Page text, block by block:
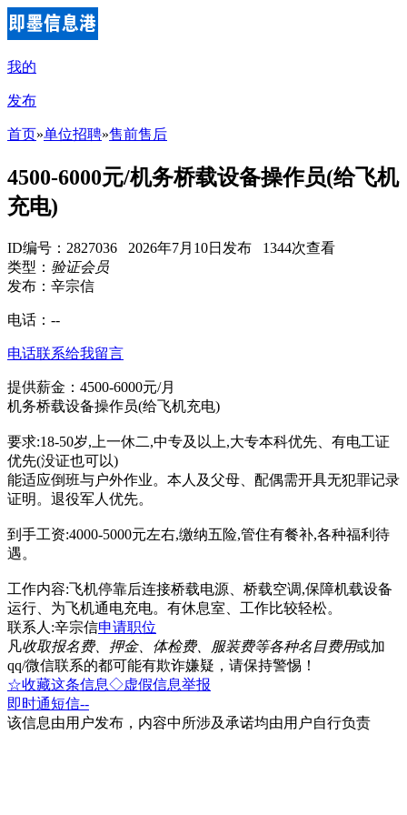
我的
发布
首页»单位招聘»售前售后
4500-6000元/机务桥载设备操作员(给飞机
充电)
ID编号：2827036 2026年7月10日发布 1344次查看
类型： 验证会员
发布：辛宗信
电话： --
电话联系给我留言
提供薪金：4500-6000元/月
机务桥载设备操作员(给飞机充电)
要求:18-50岁,上一休二,中专及以上,大专本科优先、有电工证
优先(没证也可以)
能适应倒班与户外作业。本人及父母、配偶需开具无犯罪记录
证明。退役军人优先。
到手工资:4000-5000元左右,缴纳五险,管住有餐补,各种福利待
遇。
工作内容:飞机停靠后连接桥载电源、桥载空调,保障机载设备
运行、为飞机通电充电。有休息室、工作比较轻松。
联系人:辛宗信申请职位
凡收取报名费、押金、体检费、服装费等各种名目费用或加
qq/微信联系的都可能有欺诈嫌疑，请保持警惕！
☆收藏这条信息◇虚假信息举报
即时通短信--
该信息由用户发布，内容中所涉及承诺均由用户自行负责